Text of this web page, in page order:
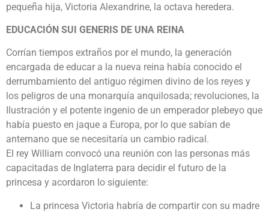
pequeña hija, Victoria Alexandrine, la octava heredera.
EDUCACIÓN SUI GENERIS DE UNA REINA
Corrían tiempos extraños por el mundo, la generación
encargada de educar a la nueva reina había conocido el
derrumbamiento del antiguo régimen divino de los reyes y
los peligros de una monarquía anquilosada; revoluciones, la
Ilustración y el potente ingenio de un emperador plebeyo que
había puesto en jaque a Europa, por lo que sabían de
antemano que se necesitaría un cambio radical.
El rey William convocó una reunión con las personas más
capacitadas de Inglaterra para decidir el futuro de la
princesa y acordaron lo siguiente:
La princesa Victoria habría de compartir con su madre